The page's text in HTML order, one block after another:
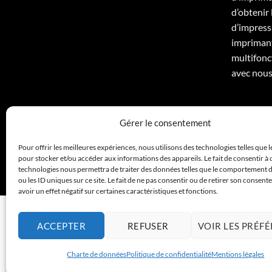
Gérer le consentement
Pour offrir les meilleures expériences, nous utilisons des technologies telles que
pour stocker et/ou accéder aux informations des appareils. Le fait de consentir à
technologies nous permettra de traiter des données telles que le comportement
ou les ID uniques sur ce site. Le fait de ne pas consentir ou de retirer son
avoir un effet négatif sur certaines caractéristiques et fonctions.
ACCEPTER REFUSER VOIR LES
Charte de donnéesPolitique de confidentialitéMentions légales
avec